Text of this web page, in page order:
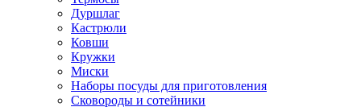
Дуршлаг
Кастрюли
Ковши
Кружки
Миски
Наборы посуды для приготовления
Сковороды и сотейники